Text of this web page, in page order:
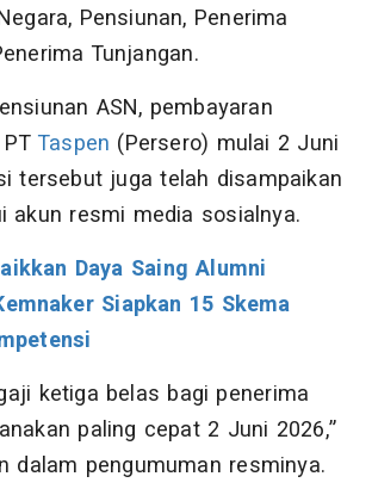
Pensiunan, Penerima
Tunjangan.
ASN, pembayaran
Taspen (Persero) mulai 2 Juni
tersebut juga telah disampaikan
akun resmi media sosialnya.
Daya Saing Alumni
Siapkan 15 Skema
ketiga belas bagi penerima
paling cepat 2 Juni 2026,”
dalam pengumuman resminya.